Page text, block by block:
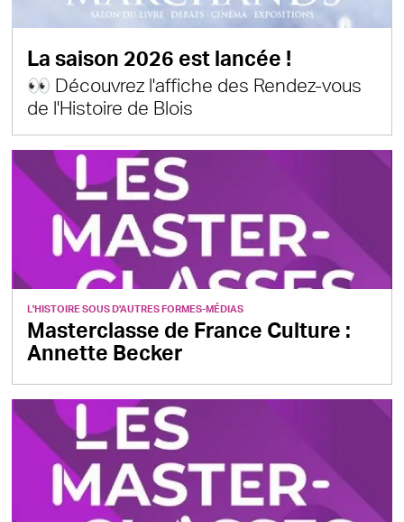
La saison 2026 est lancée !
👀 Découvrez l'affiche des Rendez-vous
de l'Histoire de Blois
L'HISTOIRE SOUS D'AUTRES FORMES-MÉDIAS
Masterclasse de France Culture :
Annette Becker